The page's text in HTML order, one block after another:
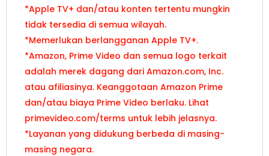
*Apple TV+ dan/atau konten tertentu mungkin
tidak tersedia di semua wilayah.
*Memerlukan berlangganan Apple TV+.
*Amazon, Prime Video dan semua logo terkait
adalah merek dagang dari Amazon.com, Inc.
atau afiliasinya. Keanggotaan Amazon Prime
dan/atau biaya Prime Video berlaku. Lihat
primevideo.com/terms untuk lebih jelasnya.
*Layanan yang didukung berbeda di masing-
masing negara.